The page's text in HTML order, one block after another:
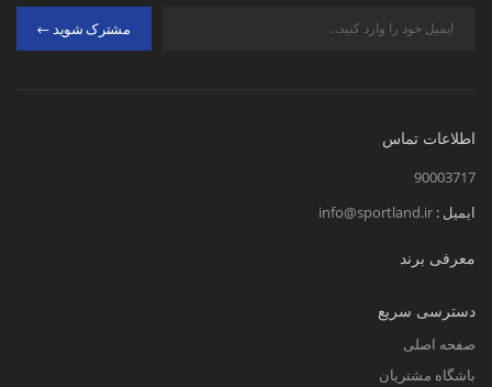
مشترک شوید
اطلاعات تماس
90003717
ایمیل : info@sportland.ir
معرفی برند
دسترسی سریع
صفحه اصلی
باشگاه مشتریان